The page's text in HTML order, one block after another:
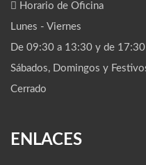
Horario de Oficina
Lunes - Viernes
De 09:30 a 13:30 y de
Sábados, Domingos y
Cerrado
ENLACES